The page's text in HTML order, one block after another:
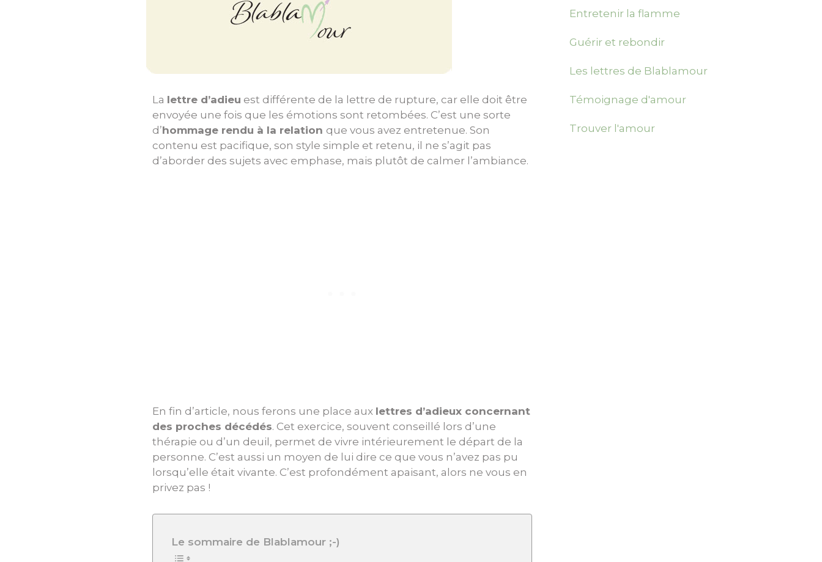
La lettre d’adieu est différente de la lettre de rupture, car elle doit être
envoyée une fois que les émotions sont retombées. C’est une sorte
d’hommage rendu à la relation que vous avez entretenue. Son
contenu est pacifique, son style simple et retenu, il ne s’agit pas
d’aborder des sujets avec emphase, mais plutôt de calmer l’ambiance.
En fin d’article, nous ferons une place aux lettres d’adieux concernant
des proches décédés. Cet exercice, souvent conseillé lors d’une
thérapie ou d’un deuil, permet de vivre intérieurement le départ de la
personne. C’est aussi un moyen de lui dire ce que vous n’avez pas pu
lorsqu’elle était vivante. C’est profondément apaisant, alors ne vous en
privez pas !
Le sommaire de Blablamour ;-)
Entretenir la flamme
Guérir et rebondir
Les lettres de Blablamour
Témoignage d'amour
Trouver l'amour